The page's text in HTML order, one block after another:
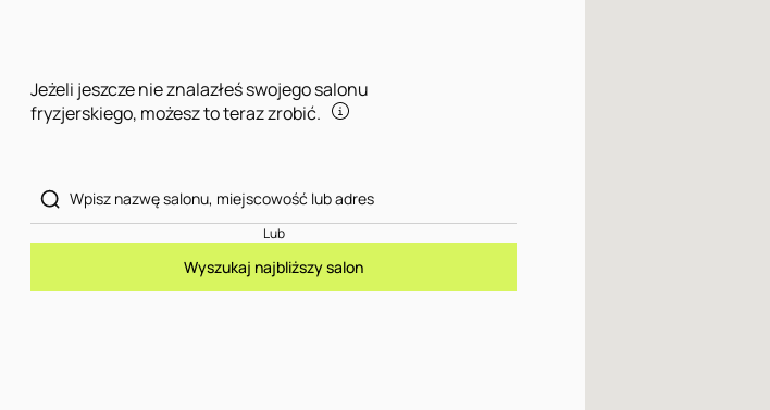
Jeżeli jeszcze nie znalazłeś swojego salonu
fryzjerskiego, możesz to teraz zrobić.
Lub
Wyszukaj najbliższy salon